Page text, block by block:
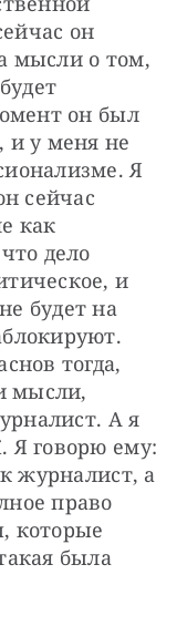
он
мысли о том,
он был
и у меня не
Я
сейчас
как
дело
и
будет на
тогда,
мысли,
А я
Я говорю ему:
журналист, а
право
которые
была